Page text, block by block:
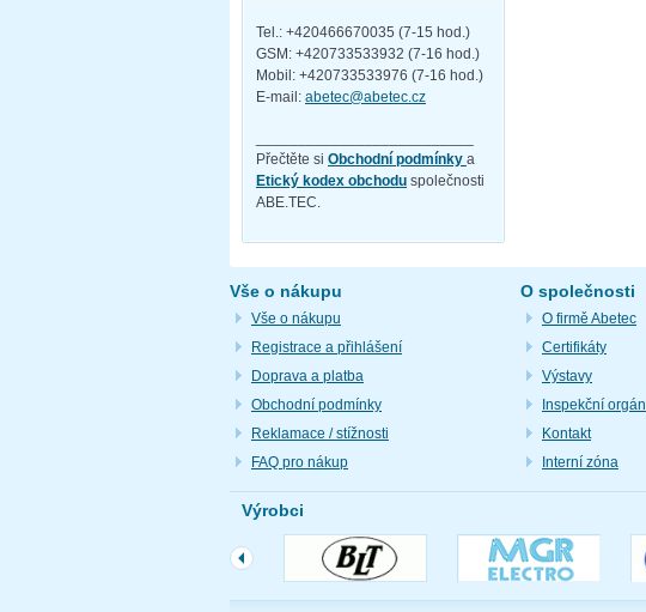
Tel.: +420466670035 (7-15 hod.)
GSM: +420733533932 (7-16 hod.)
Mobil: +420733533976 (7-16 hod.)
E-mail: abetec@abetec.cz
Přečtěte si Obchodní podmínky a
Etický kodex obchodu společnosti
ABE.TEC.
Vše o nákupu
Vše o nákupu
Registrace a přihlášení
Doprava a platba
Obchodní podmínky
Reklamace / stížnosti
FAQ pro nákup
O společnosti
O firmě Abetec
Certifikáty
Výstavy
Inspekční orgán
Kontakt
Interní zóna
Výrobci